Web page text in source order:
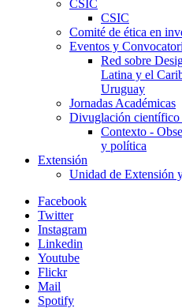
CSIC
CSIC
Comité de ética en
Eventos y
Red sobre
Latina y el
Uruguay
Jornadas Académicas
Divuglación científico
Contexto -
y política
Extensión
Unidad de Extensión
Facebook
Twitter
Instagram
Linkedin
Youtube
Flickr
Mail
Spotify